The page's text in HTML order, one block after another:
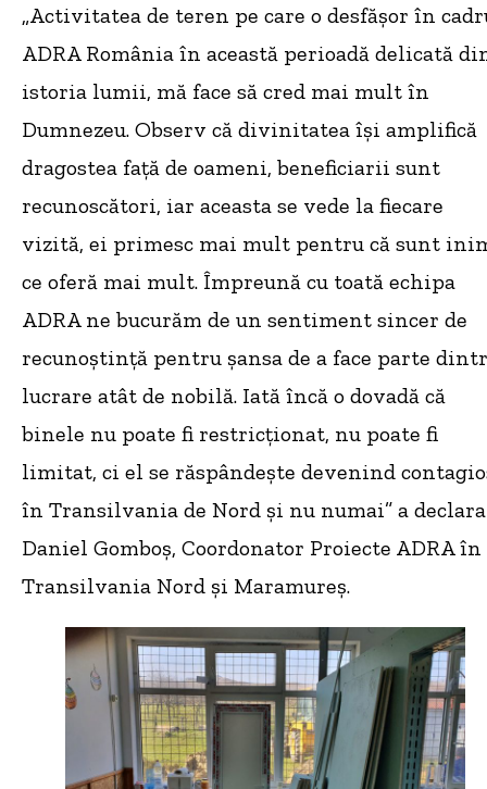
„Activitatea de teren pe care o desfășor în
ADRA România în această perioadă delicată
istoria lumii, mă face să cred mai mult în
Dumnezeu. Observ că divinitatea își amplifică
dragostea față de oameni, beneficiarii sunt
recunoscători, iar aceasta se vede la fiecare
vizită, ei primesc mai mult pentru că sunt
ce oferă mai mult. Împreună cu toată echipa
ADRA ne bucurăm de un sentiment sincer de
recunoștință pentru șansa de a face parte
lucrare atât de nobilă. Iată încă o dovadă că
binele nu poate fi restricționat, nu poate fi
limitat, ci el se răspândește devenind
în Transilvania de Nord și nu numai” a
Daniel Gomboș, Coordonator Proiecte ADRA în
Transilvania Nord și Maramureș.